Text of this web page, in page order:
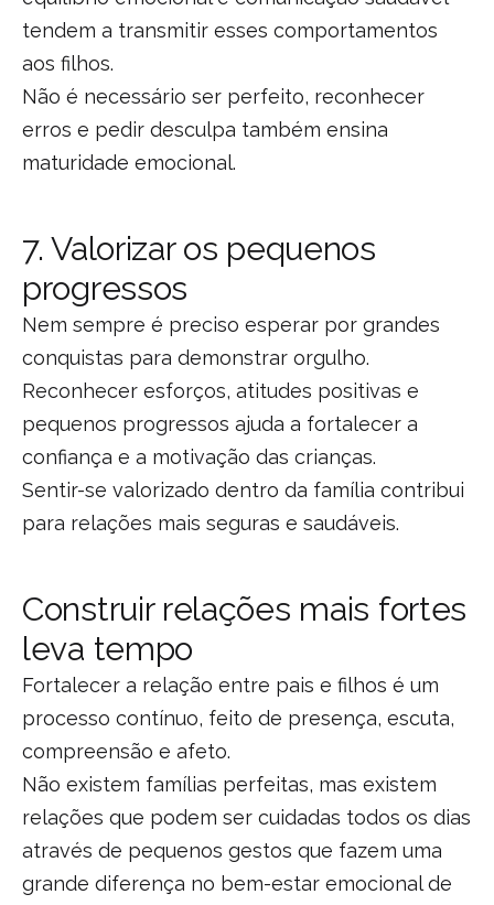
tendem a transmitir esses comportamentos
aos filhos.
Não é necessário ser perfeito, reconhecer
erros e pedir desculpa também ensina
maturidade emocional.
7. Valorizar os pequenos
progressos
Nem sempre é preciso esperar por grandes
conquistas para demonstrar orgulho.
Reconhecer esforços, atitudes positivas e
pequenos progressos ajuda a fortalecer a
confiança e a motivação das crianças.
Sentir-se valorizado dentro da família contribui
para relações mais seguras e saudáveis.
Construir relações mais fortes
leva tempo
Fortalecer a relação entre pais e filhos é um
processo contínuo, feito de presença, escuta,
compreensão e afeto.
Não existem famílias perfeitas, mas existem
relações que podem ser cuidadas todos os dias
através de pequenos gestos que fazem uma
grande diferença no bem-estar emocional de